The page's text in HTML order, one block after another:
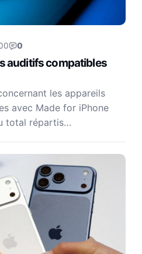
0
auditifs compatibles
les appareils
avec Made for iPhone
total répartis…